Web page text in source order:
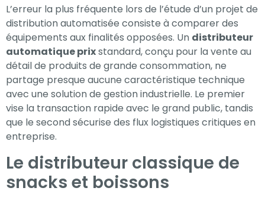
L’erreur la plus fréquente lors de l’étude d’un projet de
distribution automatisée consiste à comparer des
équipements aux finalités opposées. Un distributeur
automatique prixstandard, conçu pour la vente au
détail de produits de grande consommation, ne
partage presque aucune caractéristique technique
avec une solution de gestion industrielle. Le premier
vise la transaction rapide avec le grand public, tandis
que le second sécurise des flux logistiques critiques en
entreprise.
Le distributeur classique de
snacks et boissons
ces cookies,
certaines
fonctionnalités
disparaîtront
du site Web.
Marketing
En partageant
votre intérêt et
votre
comportement
lorsque vous